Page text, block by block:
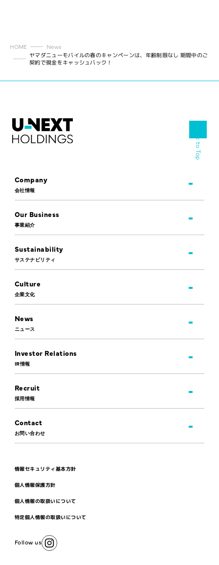
HOME News
ヤマダニューモバイルの春のキャンペーンは、年齢制限なし 期間中のご
契約で現金をキャッシュバック！
Company
会社情報
Our Business
事業紹介
Sustainability
サステナビリティ
Culture
企業文化
News
ニュース
Investor Relations
IR情報
Recruit
採用情報
Contact
お問い合わせ
情報セキュリティ基本方針
個人情報保護方針
個人情報の取扱いについて
特定個人情報の取扱いについて
Follow us
Back to Top